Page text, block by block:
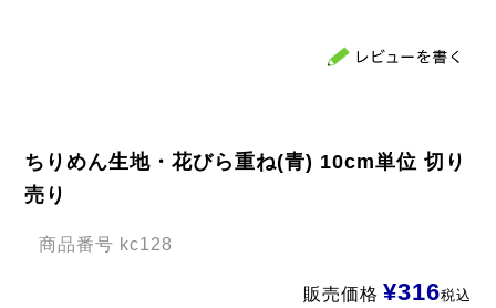
ちりめん生地・花びら重ね(青) 10cm単位 切り
売り
商品番号 kc128
販売価格 ¥316税込